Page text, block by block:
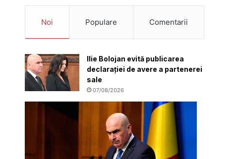
Noi Populare Comentarii
Ilie Bolojan evită publicarea
declarației de avere a partenerei
sale
07/08/2026